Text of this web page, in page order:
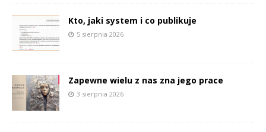
Kto, jaki system i co publikuje
5 sierpnia 2026
Zapewne wielu z nas zna jego prace
3 sierpnia 2026